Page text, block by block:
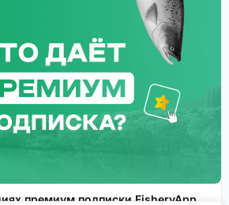
премиум подписки FisheryApp